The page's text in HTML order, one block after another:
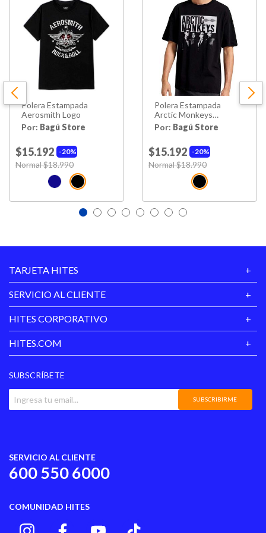
Polera Estampada
Aerosmith Logo
Por: Bagú Store
20%
$15.192
Price reduced from
Normal $18.990
Polera Estampada
Arctic Monkeys
Integrantes Rock
Por: Bagú Store
20%
$15.192
Price reduced from
Normal $18.990
TARJETA HITES
SERVICIO AL CLIENTE
HITES CORPORATIVO
HITES.COM
SUBSCRÍBETE
SUBSCRIBIRME
SERVICIO AL CLIENTE
600 550 6000
COMUNIDAD HITES